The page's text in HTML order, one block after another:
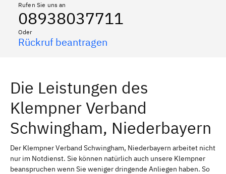
Rufen Sie uns an
08938037711
Oder
Rückruf beantragen
Die Leistungen des
Klempner Verband
Schwingham, Niederbayern
Der Klempner Verband Schwingham, Niederbayern arbeitet nicht
nur im Notdienst. Sie können natürlich auch unsere Klempner
beanspruchen wenn Sie weniger dringende Anliegen haben. So